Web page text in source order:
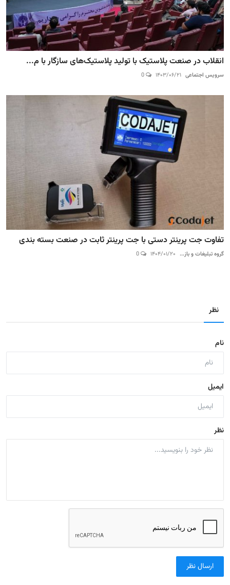
انقلاب در صنعت پلاستیک با تولید پلاستیک‌های سازگار با م...
سرویس اجتماعی ۱۴۰۳/۰۶/۲۱
تفاوت جت پرینتر دستی با جت پرینتر ثابت در صنعت بسته‌ بندی
گروه تبلیغات و باز... ۱۴۰۴/۰۱/۲۰
نظر
نام
ایمیل
نظر
ارسال نظر